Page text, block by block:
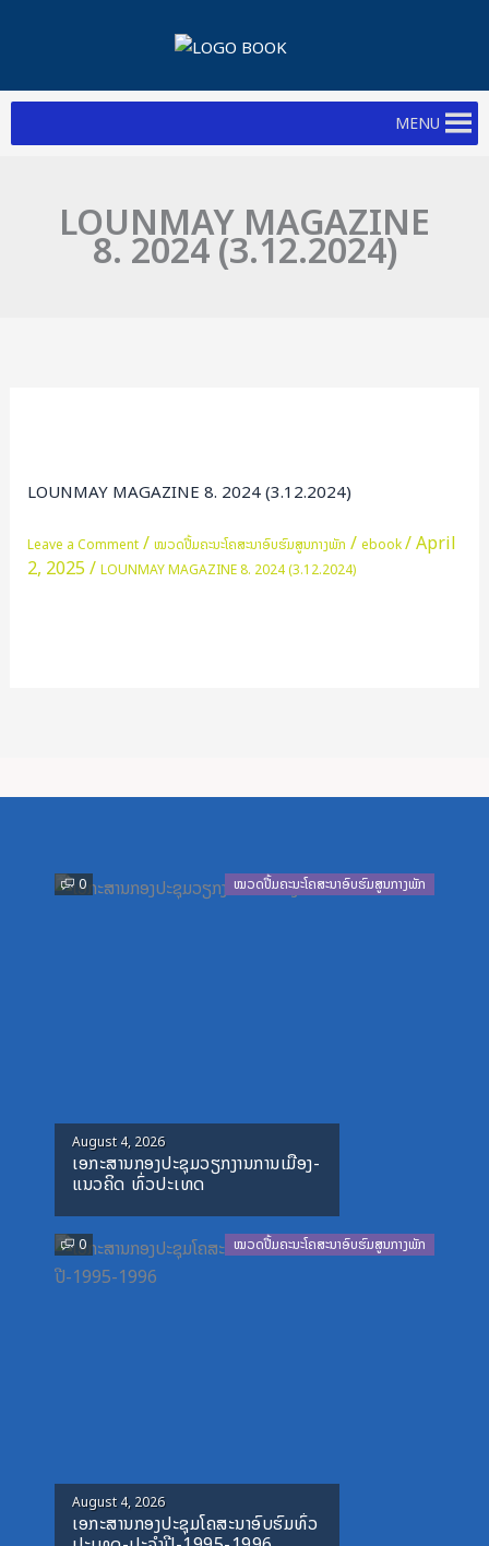
MENU
LOUNMAY MAGAZINE
8. 2024 (3.12.2024)
LOUNMAY MAGAZINE 8. 2024 (3.12.2024)
Leave a Comment / ໝວດປື້ມຄະນະໂຄສະນາອົບຮົມສູນກາງພັກ / ebook/April
2, 2025/ LOUNMAY MAGAZINE 8. 2024 (3.12.2024)
8.
(3.12.2024)
0 ໝວດປື້ມຄະນະໂຄສະນາອົບຮົມສູນກາງພັກ
Posted
on
August 4, 2026
ເອກະສານກອງປະຊຸມວຽກງານການເມືອງ-
ແນວຄິດ ທົ່ວປະເທດ
0 ໝວດປື້ມຄະນະໂຄສະນາອົບຮົມສູນກາງພັກ
Posted
on
August 4, 2026
ເອກະສານກອງປະຊຸມໂຄສະນາອົບຮົມທົ່ວ
Previous
Next